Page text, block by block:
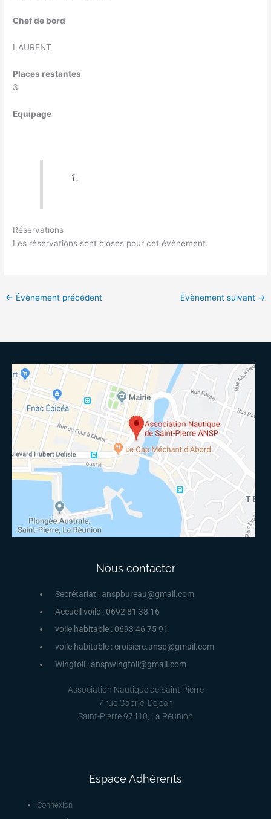
Chef de bord
LAURENT
Places restantes
3
Equipage
Réservations
Les réservations sont closes pour cet évènement.
← Évènement précédent Évènement suivant →
Nous contacter
Secrétariat : anspbureau@gmail.com
Accueil voile : 0692 81 38 16
voile habitable : 0693 46 75 91
voile habitable : croisiere.ansp@gmail.com
Wingfoil : anspwingfoil@gmail.com
Association Nautique de Saint Pierre
7 rue Gabriel Dejean
Saint-Pierre 97410, La Réunion
Espace Adhérents
Connexion